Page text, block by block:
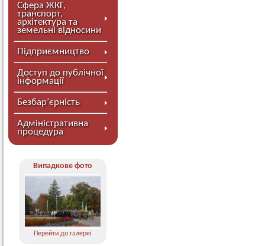
Сфера ЖКГ,
транспорт,
архітектура та
земельні відносини
Підприємництво
Доступ до публічної
інформації
Безбар’єрність
Адміністративна
процедура
Випадкове фото
Перейти до галереї